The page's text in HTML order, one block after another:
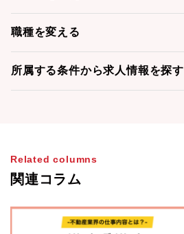
職種を変える
所属する条件から求人情報を探す
Related columns
関連コラム